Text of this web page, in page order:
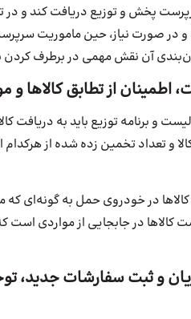
پخش و توزیع دریافت کند و
در صورت نیاز، حین ماموریت
آن نقش مهمی در برطرف کردن
و برنامه توزیع باید به
و تعداد تخمین زده شده از
در خودروی حمل به گونه‌ای که
در جابجایی از مواردی است که
و ثبت سفارشات جدید،